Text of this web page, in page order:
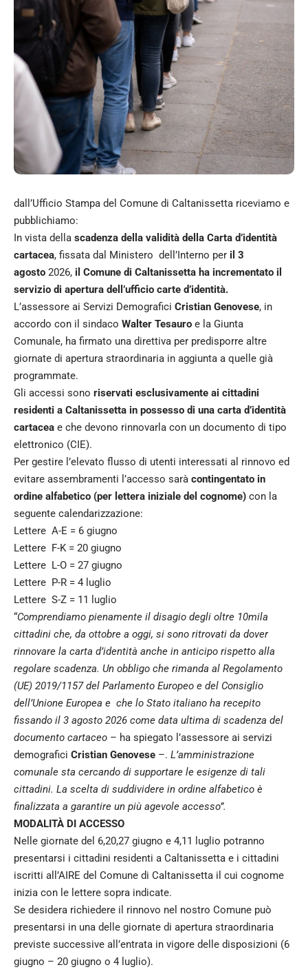
dall’Ufficio Stampa del Comune di Caltanissetta riceviamo e
pubblichiamo:
In vista della scadenza della validità della Carta d’identità
cartacea, fissata dal Ministero dell’Interno per il 3
agosto 2026, il Comune di Caltanissetta ha incrementato il
servizio di apertura dell’ufficio carte d’identità.
L’assessore ai Servizi Demografici Cristian Genovese, in
accordo con il sindaco Walter Tesauro e la Giunta
Comunale, ha firmato una direttiva per predisporre altre
giornate di apertura straordinaria in aggiunta a quelle già
programmate.
Gli accessi sono riservati esclusivamente ai cittadini
residenti a Caltanissetta in possesso di una carta d’identità
cartacea e che devono rinnovarla con un documento di tipo
elettronico (CIE).
Per gestire l’elevato flusso di utenti interessati al rinnovo ed
evitare assembramenti l’accesso sarà contingentato in
ordine alfabetico (per lettera iniziale del cognome) con la
seguente calendarizzazione:
Lettere A-E = 6 giugno
Lettere F-K = 20 giugno
Lettere L-O = 27 giugno
Lettere P-R = 4 luglio
Lettere S-Z = 11 luglio
“Comprendiamo pienamente il disagio degli oltre 10mila
cittadini che, da ottobre a oggi, si sono ritrovati da dover
rinnovare la carta d’identità anche in anticipo rispetto alla
regolare scadenza. Un obbligo che rimanda al Regolamento
(UE) 2019/1157 del Parlamento Europeo e del Consiglio
dell’Unione Europea e che lo Stato italiano ha recepito
fissando il 3 agosto 2026 come data ultima di scadenza del
documento cartaceo – ha spiegato l’assessore ai servizi
demografici Cristian Genovese –. L’amministrazione
comunale sta cercando di supportare le esigenze di tali
cittadini. La scelta di suddividere in ordine alfabetico è
finalizzata a garantire un più agevole accesso”.
MODALITÀ DI ACCESSO
Nelle giornate del 6,20,27 giugno e 4,11 luglio potranno
presentarsi i cittadini residenti a Caltanissetta e i cittadini
iscritti all’AIRE del Comune di Caltanissetta il cui cognome
inizia con le lettere sopra indicate.
Se desidera richiedere il rinnovo nel nostro Comune può
presentarsi in una delle giornate di apertura straordinaria
previste successive all’entrata in vigore delle disposizioni (6
giugno – 20 giugno o 4 luglio).